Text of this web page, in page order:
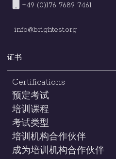
+49 (0)176 7689 7461
info@brightest.org
证书
Certifications
预定考试
培训课程
考试类型
培训机构合作伙伴
成为培训机构合作伙伴